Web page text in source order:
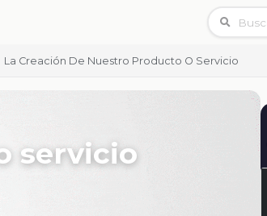
La Creación De Nuestro Producto O Servicio
servicio